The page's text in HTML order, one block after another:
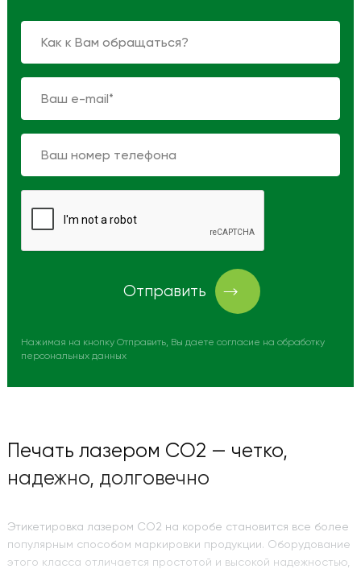
Отправить
Нажимая на кнопку Отправить, Вы даете согласие на обработку
персональных данных
Печать лазером СО2 — четко,
надежно, долговечно
Этикетировка лазером СО2 на коробе становится все более
популярным способом маркировки продукции. Оборудование
этого класса отличается простотой и высокой надежностью,